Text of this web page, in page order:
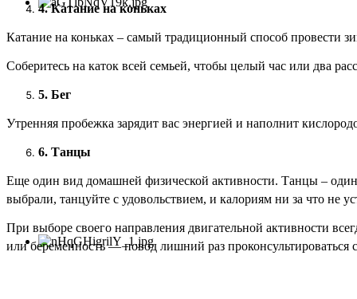
4. Катание на коньках
Катание на коньках – самый традиционный способ провести
Соберитесь на каток всей семьей, чтобы целый час или два
5. Бег
Утренняя пробежка зарядит вас энергией и наполнит
6. Танцы
Еще один вид домашней физической активности. Танцы –
выбрали, танцуйте с удовольствием, и калориям ни за что не
При выборе своего направления двигательной активности
или беременность — повод лишний раз проконсультироваться